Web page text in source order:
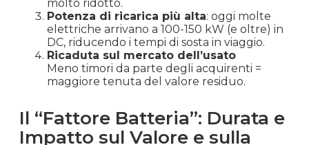
molto ridotto.
Potenza di ricarica più alta: oggi molte
elettriche arrivano a 100-150 kW (e oltre) in
DC, riducendo i tempi di sosta in viaggio.
Ricaduta sul mercato dell’usato
Meno timori da parte degli acquirenti =
maggiore tenuta del valore residuo.
Il “Fattore Batteria”: Durata e
Impatto sul Valore e sulla